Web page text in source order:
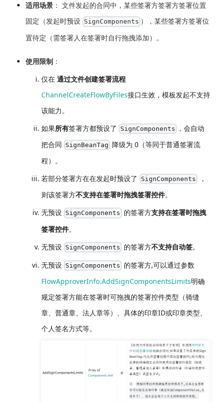
适用场景 ： 文件发起的合同中，某些签署方签署方签署位置
固定（发起时预设 SignComponents ），某些签署方签署位
置待定（需签署人在签署时自行拖拽添加）。
使用限制 ：
仅在 通过文件创建签署流程
ChannelCreateFlowByFiles接口生效，模板发起不支持
该能力。
如果所有签署方都预设了 SignComponents
，会自动
把合同 SignBeanTag 降级为 0（等同于普通签署流
程）。
若部分签署方在在发起时预设了
SignComponents
，
则该签署方不支持在签署时拖拽签署控件。
无预设 SignComponents 的签署方支持在签署时拖拽
签署控件。
无预设 SignComponents 的签署方不支持自动签。
无预设 SignComponents 的签署方,可以通过参数
FlowApproverInfo.AddSignComponentsLimits明确
规定签署方能在签署时可拖拽的签署控件类型（骑缝
章、普通章、法人章等）、具体的印章ID或印章类型、
个人签名方式等。